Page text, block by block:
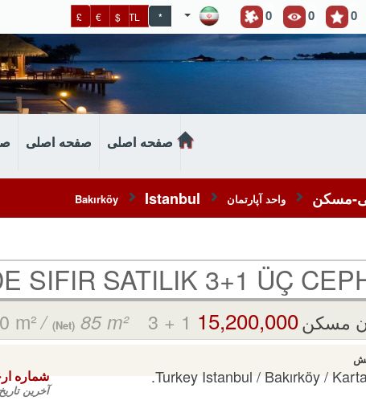
0
0
0
*
TL
$
€
£
صفحه اصلی صفحه اصلی
مسکن واحد آپارتمان Istanbul
Bakırköy
SIFIR SATILIK 3+1 ÜÇ
مسکن15,200,000 TL
m²/ (Net)85 m² 3 + 1
Turkey Istanbul / Bakırköy/ شماره
آخرین